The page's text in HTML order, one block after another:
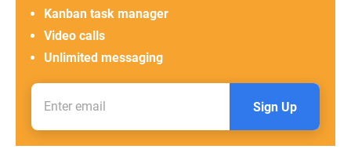
Unlimited messaging
Video calls
Kanban task manager
Sign Up